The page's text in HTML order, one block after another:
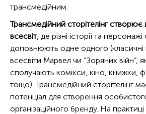
трансмедійним.
Трансмедійний сторітелінг створює
всесвіт, де різні історії та
доповнюють одне одного (класичні
всесвіти Марвел чи “Зоряних війн”,
сполучають комікси, кіно, книжки,
тощо). Трансмедійний сторітелінг
потенціал для створення
організаційного бренду. На